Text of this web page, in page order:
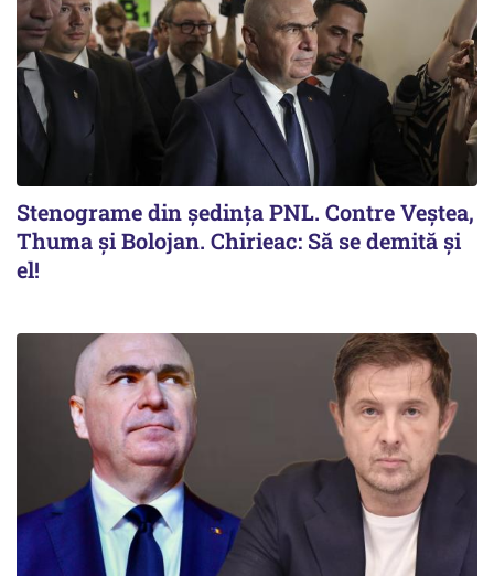
Stenograme din ședința PNL. Contre Veștea,
Thuma și Bolojan. Chirieac: Să se demită și
el!